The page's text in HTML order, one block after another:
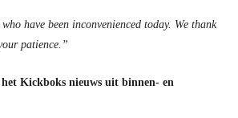
have been inconvenienced today. We thank
patience.”
Kickboks nieuws uit binnen- en